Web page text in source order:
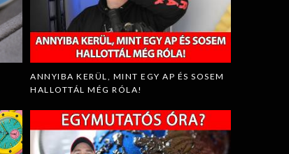
ANNYIBA KERÜL, MINT EGY AP ÉS SOSEM
HALLOTTÁL MÉG RÓLA!